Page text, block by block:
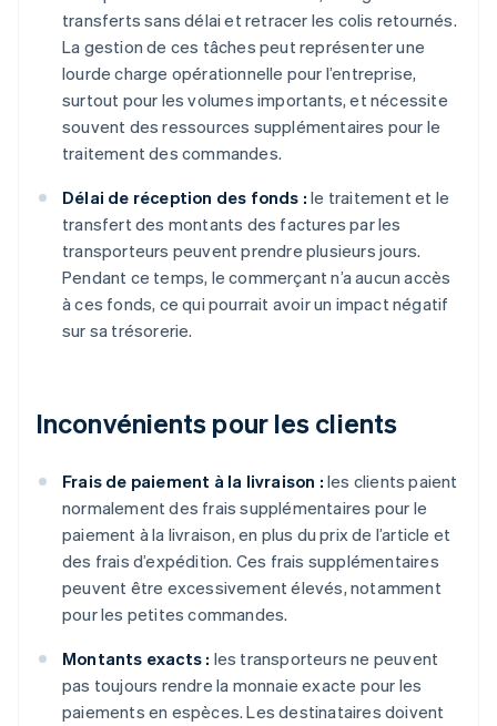
transferts sans délai et retracer les colis retournés.
La gestion de ces tâches peut représenter une
lourde charge opérationnelle pour l’entreprise,
surtout pour les volumes importants, et nécessite
souvent des ressources supplémentaires pour le
traitement des commandes.
Délai de réception des fonds : le traitement et le
transfert des montants des factures par les
transporteurs peuvent prendre plusieurs jours.
Pendant ce temps, le commerçant n’a aucun accès
à ces fonds, ce qui pourrait avoir un impact négatif
sur sa trésorerie.
Inconvénients pour les clients
Frais de paiement à la livraison : les clients paient
normalement des frais supplémentaires pour le
paiement à la livraison, en plus du prix de l’article et
des frais d’expédition. Ces frais supplémentaires
peuvent être excessivement élevés, notamment
pour les petites commandes.
Montants exacts : les transporteurs ne peuvent
pas toujours rendre la monnaie exacte pour les
paiements en espèces. Les destinataires doivent